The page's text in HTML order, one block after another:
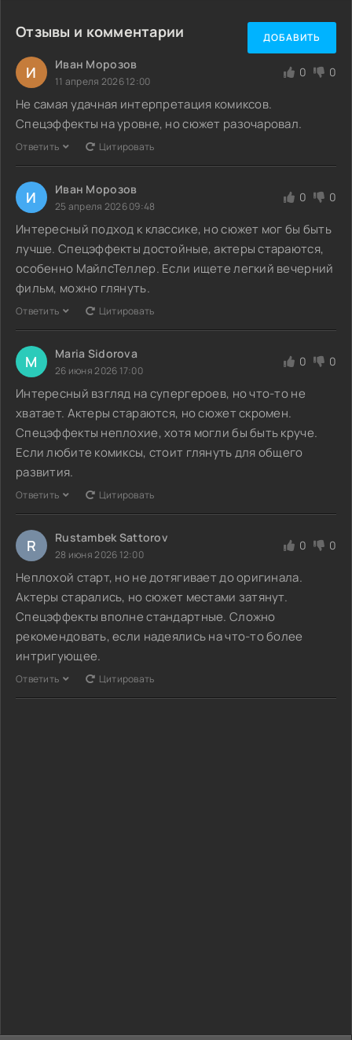
Отзывы и комментарии ДОБАВИТЬ
И Иван Морозов
11 апреля 2026 12:00
0 0
Не самая удачная интерпретация комиксов.
Спецэффекты на уровне, но сюжет разочаровал.
Ответить Цитировать
И Иван Морозов
25 апреля 2026 09:48
0 0
Интересный подход к классике, но сюжет мог бы быть
лучше. Спецэффекты достойные, актеры стараются,
особенно МайлсТеллер. Если ищете легкий вечерний
фильм, можно глянуть.
Ответить Цитировать
M Maria Sidorova
26 июня 2026 17:00
0 0
Интересный взгляд на супергероев, но что-то не
хватает. Актеры стараются, но сюжет скромен.
Спецэффекты неплохие, хотя могли бы быть круче.
Если любите комиксы, стоит глянуть для общего
развития.
Ответить Цитировать
R Rustambek Sattorov
28 июня 2026 12:00
0 0
Неплохой старт, но не дотягивает до оригинала.
Актеры старались, но сюжет местами затянут.
Спецэффекты вполне стандартные. Сложно
рекомендовать, если надеялись на что-то более
интригующее.
Ответить Цитировать